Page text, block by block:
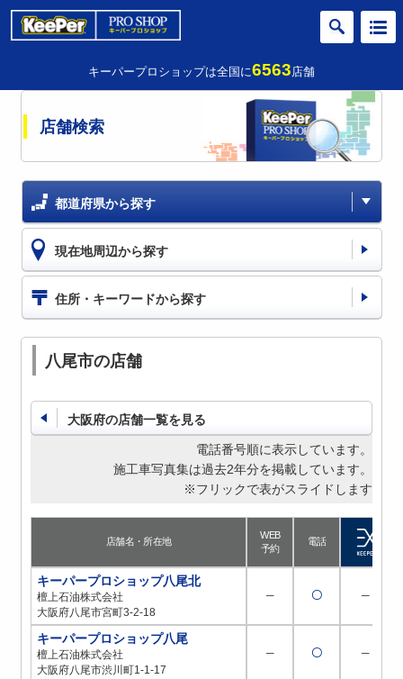
キーパープロショップは全国に6563店舗
店舗検索
都道府県から探す
現在地周辺から探す
住所・キーワードから探す
八尾市の店舗
大阪府の店舗一覧を見る
電話番号順に表示しています。
施工車写真集は過去2年分を掲載しています。
※フリックで表がスライドします
店舗名・所在地
WEB
予約
電話
キーパープロショップ八尾北
檀上石油株式会社
大阪府八尾市宮町3-2-18
─ 〇 ─
キーパープロショップ八尾
檀上石油株式会社
大阪府八尾市渋川町1-1-17
─ 〇 ─